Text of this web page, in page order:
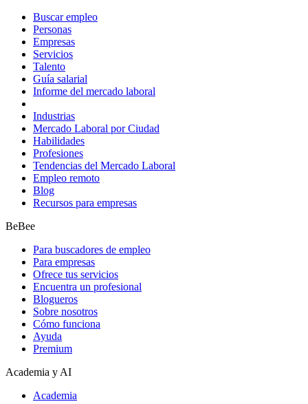
Buscar empleo
Personas
Empresas
Servicios
Talento
Guía salarial
Informe del mercado laboral
Industrias
Mercado Laboral por Ciudad
Habilidades
Profesiones
Tendencias del Mercado Laboral
Empleo remoto
Blog
Recursos para empresas
BeBee
Para buscadores de empleo
Para empresas
Ofrece tus servicios
Encuentra un profesional
Blogueros
Sobre nosotros
Cómo funciona
Ayuda
Premium
Academia y AI
Academia